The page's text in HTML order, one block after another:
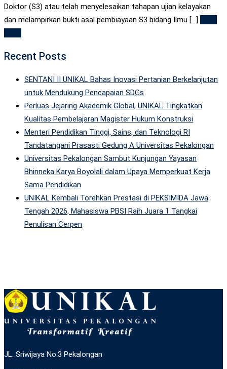
Doktor (S3) atau telah menyelesaikan tahapan ujian kelayakan
dan melampirkan bukti asal pembiayaan S3 bidang Ilmu [...]
Recent Posts
SENTANI II UNIKAL Bahas Inovasi Pertanian Berkelanjutan
untuk Mendukung Pencapaian SDGs
Perluas Jejaring Akademik Global, UNIKAL Tingkatkan
Kualitas Pembelajaran Magister Hukum Konstruksi
Menteri Pendidikan Tinggi, Sains, dan Teknologi RI
Tandatangani Prasasti Gedung A Universitas Pekalongan
Universitas Pekalongan Sambut Kunjungan Yayasan
Bhinneka Karya Boyolali dalam Upaya Memperkuat Kerja
Sama Pendidikan
UNIKAL Kembali Torehkan Prestasi di PEKSIMIDA Jawa
Tengah 2026, Mahasiswa PBSI Raih Juara 1 Tangkai
Penulisan Cerpen
JL. Sriwijaya No.3 Pekalongan